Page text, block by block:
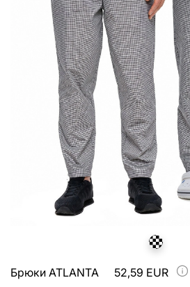
Брюки ATLANTA 52,59 EUR